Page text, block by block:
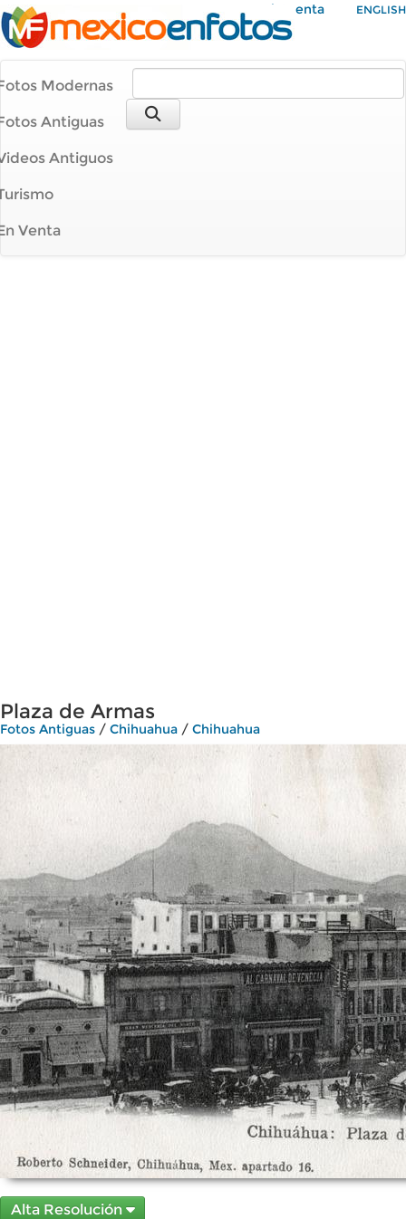
Mi Cuenta ENGLISH
Modernas
Antiguas
Antiguos
Venta
Plaza de Armas
Fotos Antiguas / Chihuahua / Chihuahua
Alta Resolución